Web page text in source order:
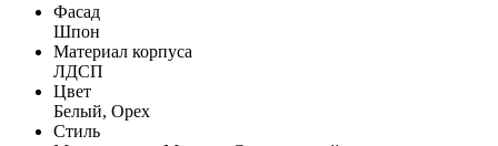
Фасад
Шпон
Материал корпуса
ЛДСП
Цвет
Белый, Орех
Стиль